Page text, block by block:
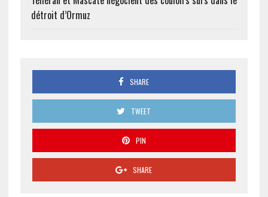
détroit d’Ormuz
SHARE
TWEET
PIN
SHARE